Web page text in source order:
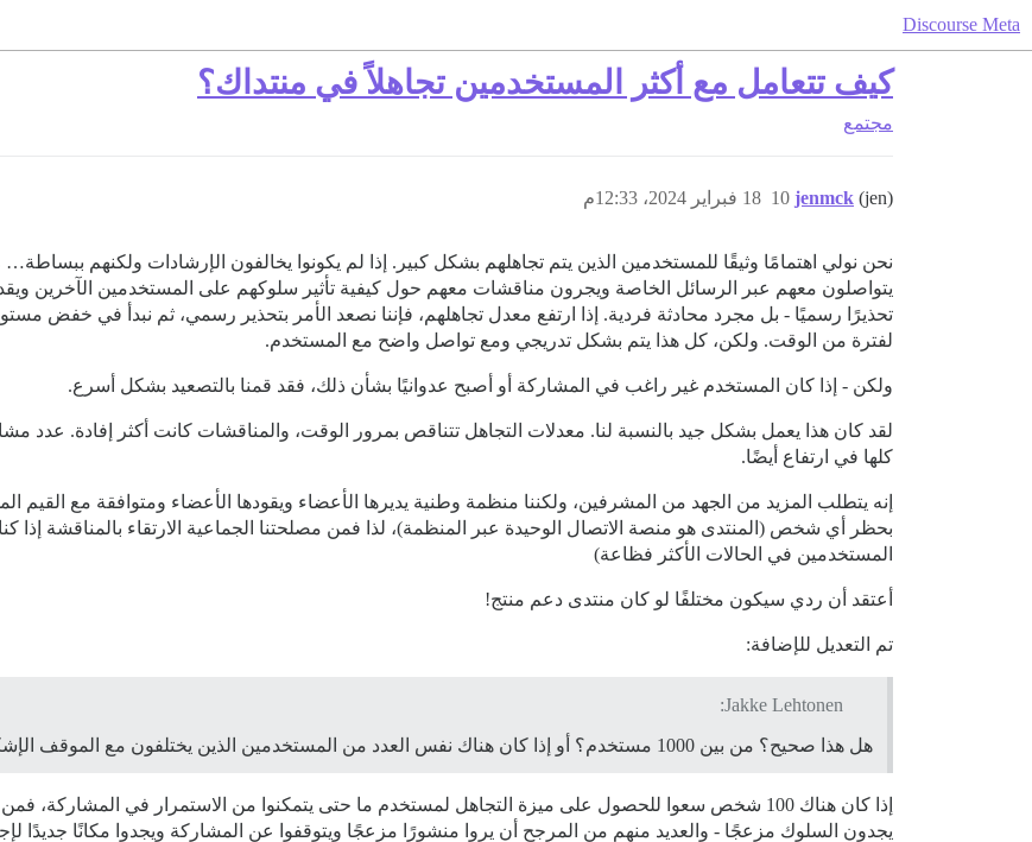
Discourse Meta
كيف تتعامل مع أكثر المستخدمين تجاهلاً في منتداك؟
مجتمع
jenmck (jen) 18 فبراير 2024، 12:33م 10
نحن نولي اهتمامًا وثيقًا للمستخدمين الذين يتم تجاهلهم بشكل كبير. إذا لم يكونوا يخالفون الإرشادات ولكنهم
يتواصلون معهم عبر الرسائل الخاصة ويجرون مناقشات معهم حول كيفية تأثير سلوكهم على المستخدمين الآخرين
لفترة من الوقت. ولكن، كل هذا يتم بشكل تدريجي ومع تواصل واضح مع المستخدم.
ولكن - إذا كان المستخدم غير راغب في المشاركة أو أصبح عدوانيًا بشأن ذلك، فقد قمنا بالتصعيد بشكل أسرع.
لقد كان هذا يعمل بشكل جيد بالنسبة لنا. معدلات التجاهل تتناقص بمرور الوقت، والمناقشات كانت أكثر إفادة. عدد
كلها في ارتفاع أيضًا.
إنه يتطلب المزيد من الجهد من المشرفين، ولكننا منظمة وطنية يديرها الأعضاء ويقودها الأعضاء ومتوافقة مع
بحظر أي شخص (المنتدى هو منصة الاتصال الوحيدة عبر المنظمة)، لذا فمن مصلحتنا الجماعية الارتقاء بالمناقشة إذا
المستخدمين في الحالات الأكثر فظاعة)
أعتقد أن ردي سيكون مختلفًا لو كان منتدى دعم منتج!
تم التعديل للإضافة:
Jakke Lehtonen:
هل هذا صحيح؟ من بين 1000 مستخدم؟ أو إذا كان هناك نفس العدد من المستخدمين الذين يختلفون مع الموقف الإشكالي؟
يجدون السلوك مزعجًا - والعديد منهم من المرجح أن يروا منشورًا مزعجًا ويتوقفوا عن المشاركة ويجدوا مكانًا جديدًا